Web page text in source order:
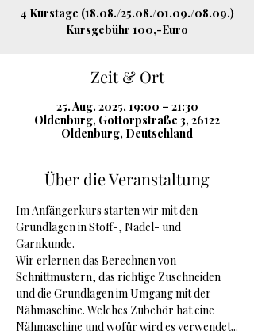
4 Kurstage (18.08./25.08./01.09./08.09.)
Kursgebühr 100,-Euro
Zeit & Ort
25. Aug. 2025, 19:00 – 21:30
Oldenburg, Gottorpstraße 3, 26122
Oldenburg, Deutschland
Über die Veranstaltung
Im Anfängerkurs starten wir mit den
Grundlagen in Stoff-, Nadel- und
Garnkunde.
Wir erlernen das Berechnen von
Schnittmustern, das richtige Zuschneiden
und die Grundlagen im Umgang mit der
Nähmaschine. Welches Zubehör hat eine
Nähmaschine und wofür wird es verwendet...